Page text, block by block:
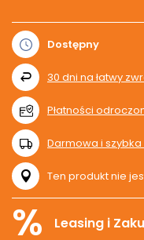
Dostępny
30 dni na łatwy
Płatności
Darmowa i
Ten produkt nie
% Leasing i